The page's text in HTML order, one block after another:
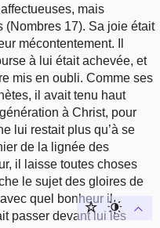
mais
(Nombres 17). Sa joie était
mécontentement. Il
à lui était achevée, et
mis en oubli. Comme ses
il avait tenu haut
à Christ, pour
lui restait plus qu’à se
de la lignée des
il laisse toutes choses
le sujet des gloires de
quel bonheur il
passer devant lui les